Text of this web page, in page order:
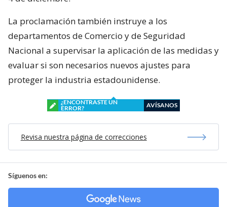
La proclamación también instruye a los
departamentos de Comercio y de Seguridad
Nacional a supervisar la aplicación de las medidas y
evaluar si son necesarios nuevos ajustes para
proteger la industria estadounidense.
¿ENCONTRASTE UN
ERROR?
AVÍSANOS
Revisa nuestra página de correcciones
Síguenos en: